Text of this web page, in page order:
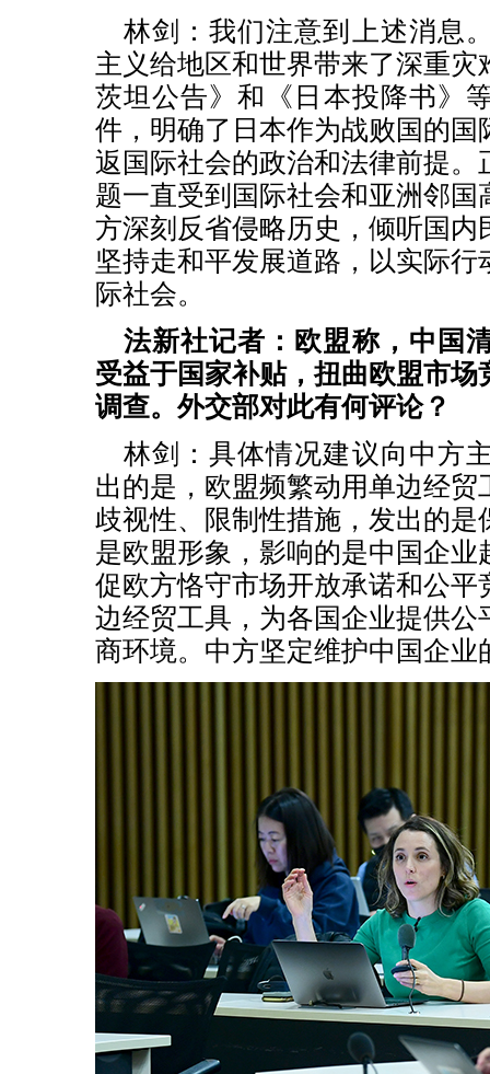
林剑：我们注意到上述消息
主义给地区和世界带来了深重灾
茨坦公告》和《日本投降书》
件，明确了日本作为战败国的国
返国际社会的政治和法律前提。
题一直受到国际社会和亚洲邻国
方深刻反省侵略历史，倾听国内
坚持走和平发展道路，以实际
际社会。
法新社记者：欧盟称，中国
受益于国家补贴，扭曲欧盟市场
调查。外交部对此有何评论？
林剑：具体情况建议向中方
出的是，欧盟频繁动用单边经贸
歧视性、限制性措施，发出的是
是欧盟形象，影响的是中国企业
促欧方恪守市场开放承诺和公平
边经贸工具，为各国企业提供公
商环境。中方坚定维护中国企业